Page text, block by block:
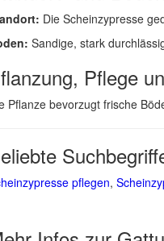
Die Scheinzypresse
Sandige, stark
Pflege
Pflanze bevorzugt frische
pflegen,